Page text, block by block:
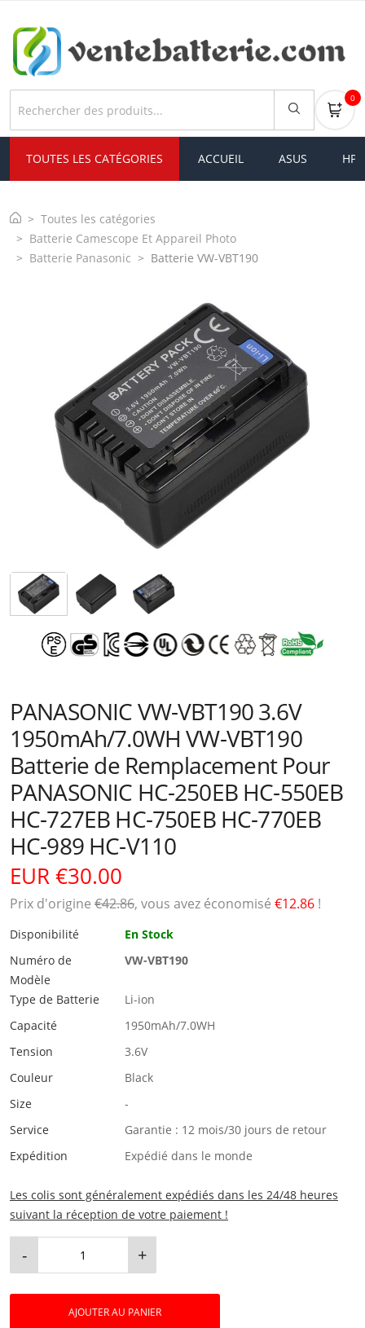
0
TOUTES LES CATÉGORIES ACCUEIL ASUS HP
Toutes les catégories
Batterie Camescope Et Appareil Photo
Batterie Panasonic
Batterie VW-VBT190
PANASONIC VW-VBT190 3.6V
1950mAh/7.0WH VW-VBT190
Batterie de Remplacement Pour
PANASONIC HC-250EB HC-550EB
HC-727EB HC-750EB HC-770EB
HC-989 HC-V110
EUR €30.00
Prix ​​d'origine €42.86, vous avez économisé €12.86 !
Disponibilité
En Stock
Numéro de
Modèle
VW-VBT190
Type de Batterie
Li-ion
Capacité
1950mAh/7.0WH
Tension
3.6V
Couleur
Black
Size
-
Service
Garantie : 12 mois/30 jours de retour
Expédition
Expédié dans le monde
Les colis sont généralement expédiés dans les 24/48 heures
suivant la réception de votre paiement !
- +
AJOUTER AU PANIER